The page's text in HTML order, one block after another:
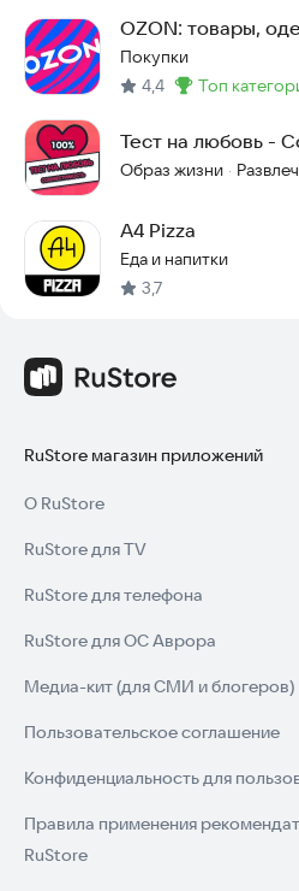
OZON: товары,
Покупки
4,4
Метка:
топ
Тест на любовь -
Образ жизни ·
А4 Pizza
Еда и напитки
3,7
RuStore магазин приложений
О RuStore
RuStore для TV
RuStore для телефона
RuStore для ОС Аврора
Медиа-кит (для СМИ и блогеров)
Пользовательское соглашение
Конфиденциальность для
Правила применения
RuStore